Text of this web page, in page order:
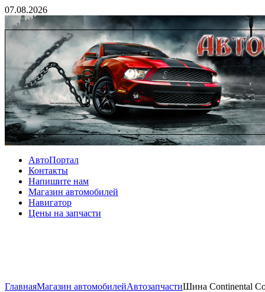
07.08.2026
АвтоПортал
Контакты
Напишите нам
Магазин автомобилей
Навигатор
Цены на запчасти
ГлавнаяМагазин автомобилейАвтозапчастиШина Continental